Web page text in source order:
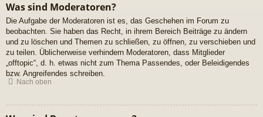
Was sind Moderatoren?
Die Aufgabe der Moderatoren ist es, das Geschehen im Forum zu
beobachten. Sie haben das Recht, in ihrem Bereich Beiträge zu ändern
und zu löschen und Themen zu schließen, zu öffnen, zu verschieben und
zu teilen. Üblicherweise verhindern Moderatoren, dass Mitglieder
„offtopic“, d. h. etwas nicht zum Thema Passendes, oder Beleidigendes
bzw. Angreifendes schreiben.
Nach oben